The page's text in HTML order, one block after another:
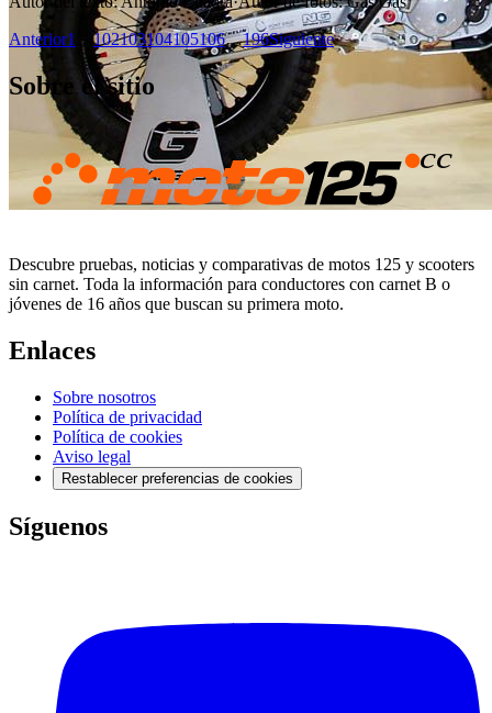
Anterior1 … 102103104105106…196Siguiente
Sobre el sitio
Descubre pruebas, noticias y comparativas de motos 125 y scooters
sin carnet. Toda la información para conductores con carnet B o
jóvenes de 16 años que buscan su primera moto.
Enlaces
Sobre nosotros
Política de privacidad
Política de cookies
Aviso legal
Restablecer preferencias de cookies
Síguenos